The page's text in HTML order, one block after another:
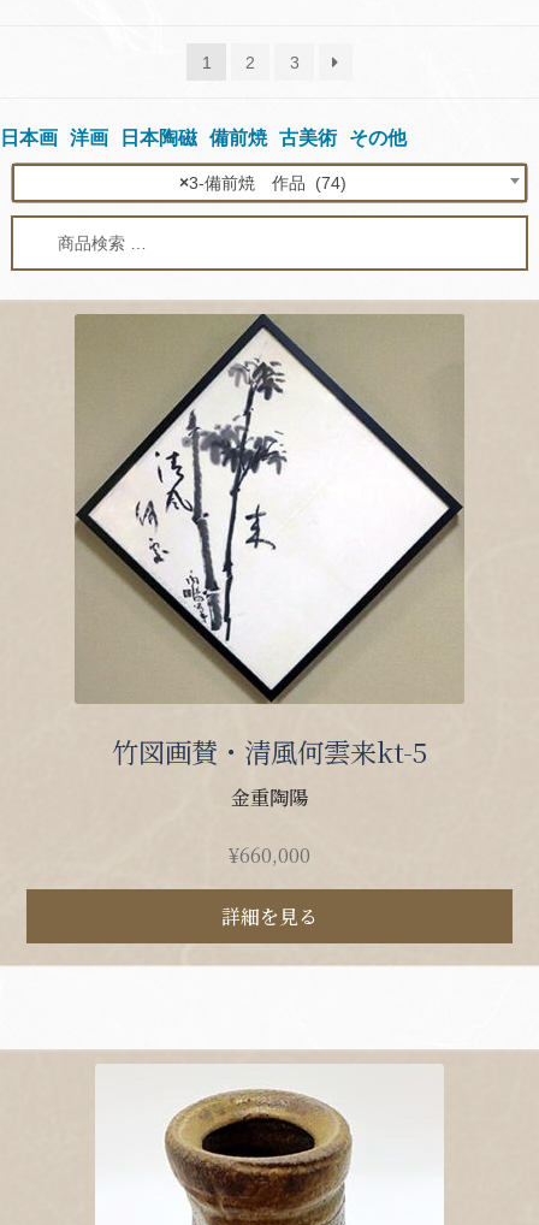
1
2 3
日本画 洋画 日本陶磁 備前焼 古美術 その他
×3-備前焼 作品 (74)
竹図画賛・清風何雲来kt-5
金重陶陽
¥660,000
詳細を見る